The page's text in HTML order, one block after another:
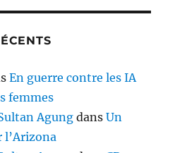
En guerre contre les IA
femmes
Agung dansUn
l’Arizona